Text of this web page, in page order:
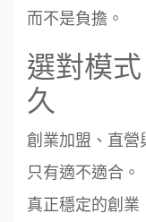
而不是負擔。
選對模
久
創業加盟、直營
只有適不適合。
真正穩定的創